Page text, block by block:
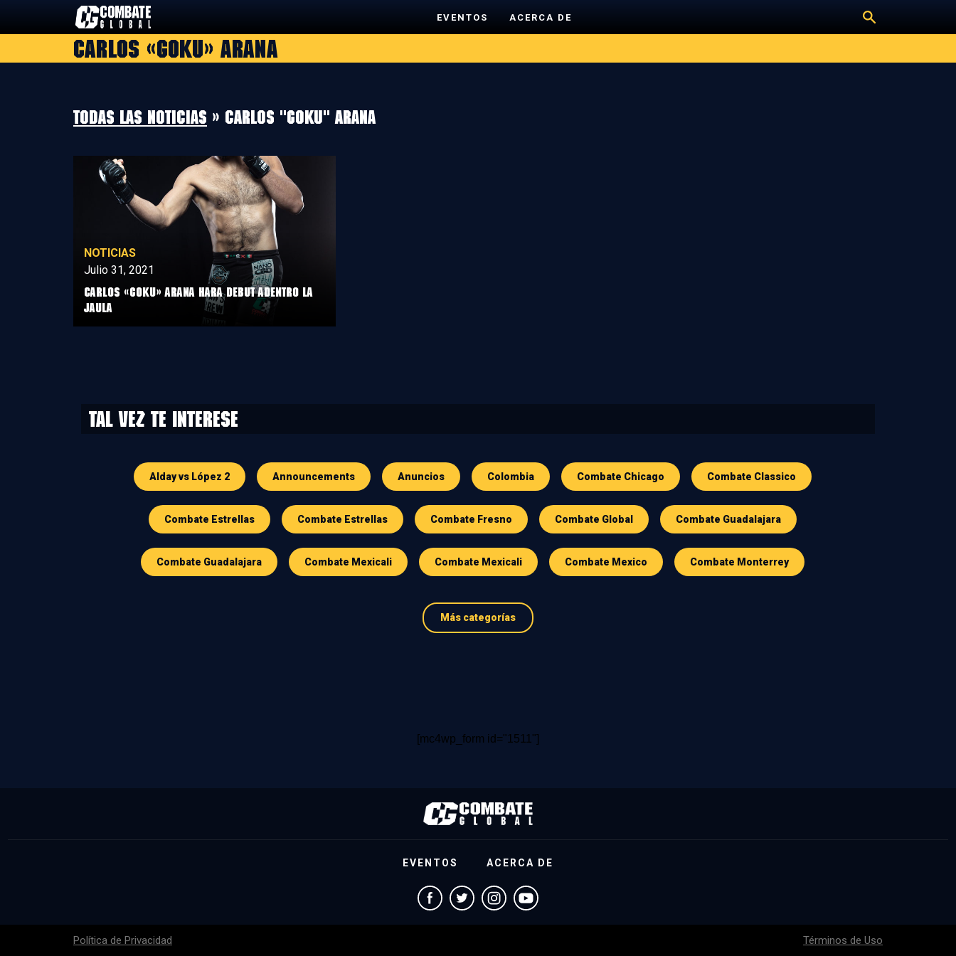
EVENTOS ACERCA DE
Carlos «Goku» Arana
Todas las noticias » Carlos "Goku" Arana
NOTICIAS
Julio 31, 2021
Carlos «Goku» Arana hara debut adentro la
jaula
Tal vez te interese
Alday vs López 2 Announcements Anuncios Colombia Combate Chicago Combate Classico
Combate Estrellas Combate Estrellas Combate Fresno Combate Global Combate Guadalajara
Combate Guadalajara Combate Mexicali Combate Mexicali Combate Mexico Combate Monterrey
Más categorías
[mc4wp_form id="1511"]
EVENTOS ACERCA DE
Política de Privacidad Términos de Uso